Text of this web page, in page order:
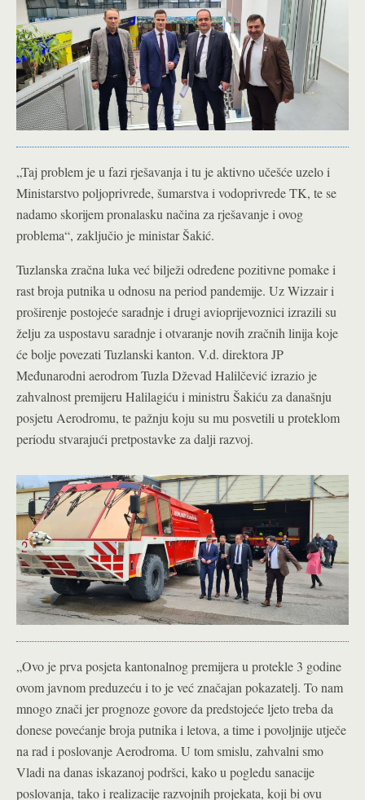
„Taj problem je u fazi rješavanja i tu je aktivno učešće uzelo i
Ministarstvo poljoprivrede, šumarstva i vodoprivrede TK, te se
nadamo skorijem pronalasku načina za rješavanje i ovog
problema“, zaključio je ministar Šakić.
Tuzlanska zračna luka već bilježi određene pozitivne pomake i
rast broja putnika u odnosu na period pandemije. Uz Wizzair i
proširenje postojeće saradnje i drugi avioprijevoznici izrazili su
želju za uspostavu saradnje i otvaranje novih zračnih linija koje
će bolje povezati Tuzlanski kanton. V.d. direktora JP
Međunarodni aerodrom Tuzla Dževad Halilčević izrazio je
zahvalnost premijeru Halilagiću i ministru Šakiću za današnju
posjetu Aerodromu, te pažnju koju su mu posvetili u proteklom
periodu stvarajući pretpostavke za dalji razvoj.
„Ovo je prva posjeta kantonalnog premijera u protekle 3 godine
ovom javnom preduzeću i to je već značajan pokazatelj. To nam
mnogo znači jer prognoze govore da predstojeće ljeto treba da
donese povećanje broja putnika i letova, a time i povoljnije utječe
na rad i poslovanje Aerodroma. U tom smislu, zahvalni smo
Vladi na danas iskazanoj podršci, kako u pogledu sanacije
poslovanja, tako i realizacije razvojnih projekata, koji bi ovu